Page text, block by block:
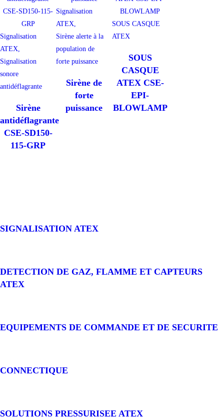
Signalisation
ATEX,
Signalisation
sonore
antidéflagrante
Sirène
antidéflagrante
CSE-SD150-
115-GRP
Signalisation
ATEX,
Sirène alerte à la
population de
forte puissance
Sirène de
forte
puissance
SOUS CASQUE
ATEX
SOUS
CASQUE
ATEX CSE-
EPI-
BLOWLAMP
SIGNALISATION ATEX
DETECTION DE GAZ, FLAMME ET CAPTEURS
ATEX
EQUIPEMENTS DE COMMANDE ET DE SECURITE
CONNECTIQUE
SOLUTIONS PRESSURISEE ATEX